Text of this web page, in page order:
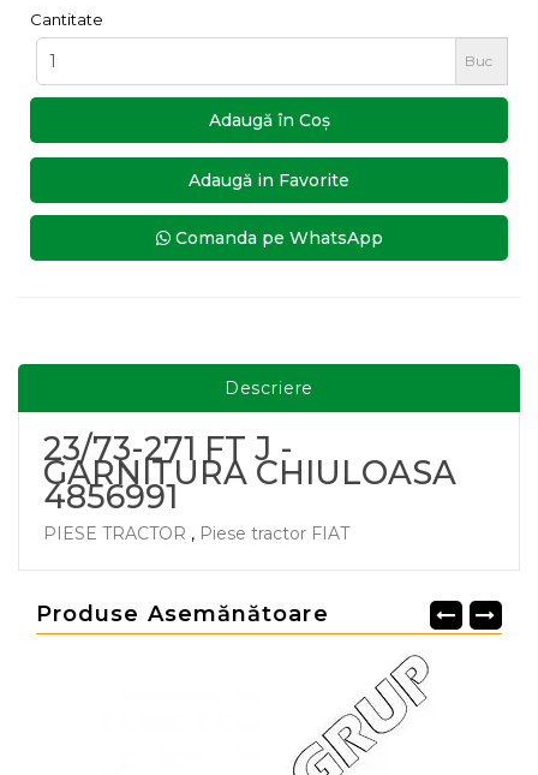
Cantitate
Buc
Adaugă în Coş
Adaugă in Favorite
Comanda pe WhatsApp
Descriere
23/73-271 FT J -
GARNITURA CHIULOASA
4856991
PIESE TRACTOR , Piese tractor FIAT
Produse Asemănătoare